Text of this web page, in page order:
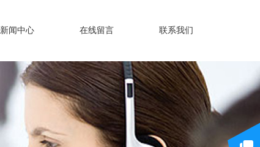
新闻中心 在线留言 联系我们